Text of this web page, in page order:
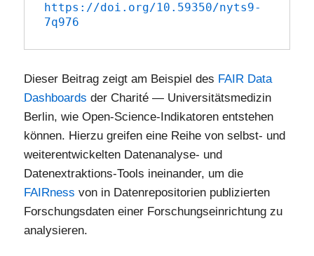
https://doi.org/10.59350/nyts9-
7q976
Dieser Beitrag zeigt am Beispiel des FAIR Data
Dashboards der Charité — Universitätsmedizin
Berlin, wie Open-Science-Indikatoren entstehen
können. Hierzu greifen eine Reihe von selbst- und
weiterentwickelten Datenanalyse- und
Datenextraktions-Tools ineinander, um die
FAIRness von in Datenrepositorien publizierten
Forschungsdaten einer Forschungseinrichtung zu
analysieren.